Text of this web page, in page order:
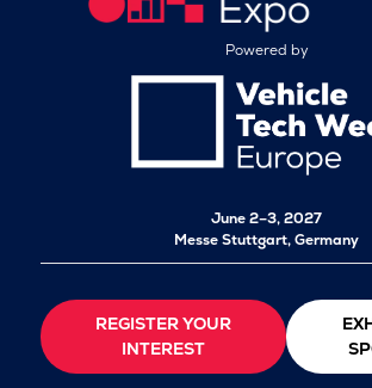
Powered by
June 2–3, 2027
Messe Stuttgart, Germany
REGISTER YOUR
INTEREST